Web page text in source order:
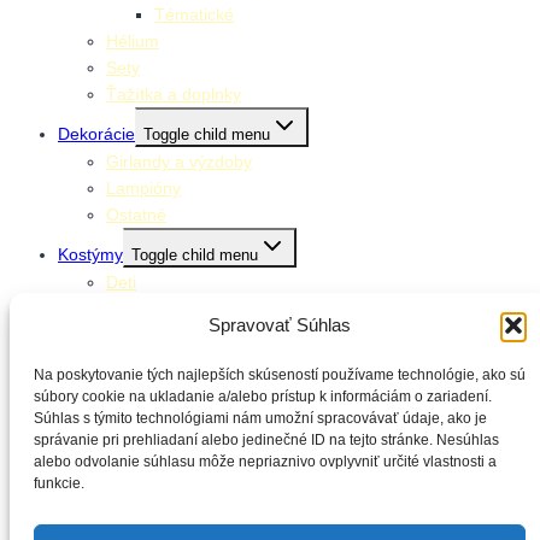
Spravovať Súhlas
Na poskytovanie tých najlepších skúseností používame technológie, ako sú
súbory cookie na ukladanie a/alebo prístup k informáciám o zariadení.
Súhlas s týmito technológiami nám umožní spracovávať údaje, ako je
správanie pri prehliadaní alebo jedinečné ID na tejto stránke. Nesúhlas
alebo odvolanie súhlasu môže nepriaznivo ovplyvniť určité vlastnosti a
funkcie.
Tématické
Hélium
Sety
Ťažítka a doplnky
Dekorácie Toggle child menu
Girlandy a výzdoby
Lampióny
Ostatné
Kostýmy Toggle child menu
Deti
Doplnky ku kostýmom
Stolovanie Toggle child menu
Klobúčiky
Obrúsky
Obrusy